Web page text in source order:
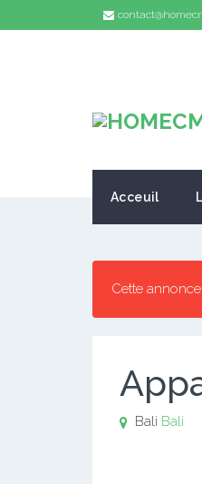
Acceuil
Cette
Bali Bali